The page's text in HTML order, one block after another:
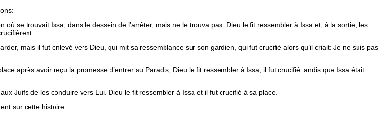
où se trouvait Issa, dans le dessein de l’arrêter, mais ne le trouva pas. Dieu le fit ressembler à Issa et, à la sortie, les
mais il fut enlevé vers Dieu, qui mit sa ressemblance sur son gardien, qui fut crucifié alors qu’il criait: Je ne suis pas
après avoir reçu la promesse d’entrer au Paradis, Dieu le fit ressembler à Issa, il fut crucifié tandis que Issa était
Juifs de les conduire vers Lui. Dieu le fit ressembler à Issa et il fut crucifié à sa place.
sur cette histoire.